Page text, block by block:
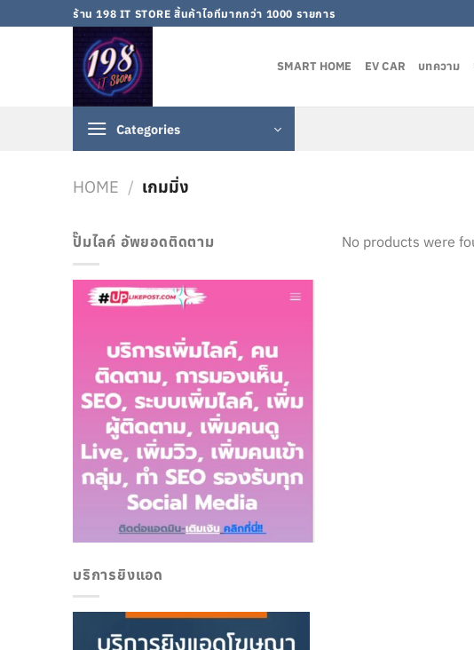
to
ร้าน 198 IT STORE สิ้นค้าไอทีมากกว่า 1000 รายการ
SMART HOME EV CAR บทความ
Categories
HOME / เกมมิ่ง
ปั๊มไลค์ อัพยอดติดตาม
บริการยิงแอด
No products were